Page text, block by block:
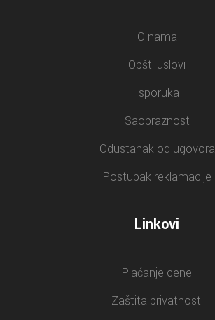
O nama
Opšti uslovi
Isporuka
Saobraznost
Odustanak od ugovora
Postupak reklamacije
Linkovi
Plaćanje cene
Zaštita privatnosti